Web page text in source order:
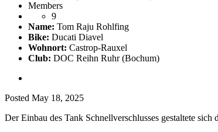
Members
9
Name: Tom Raju Rohlfing
Bike: Ducati Diavel
Wohnort: Castrop-Rauxel
Club: DOC Reihn Ruhr (Bochum)
Posted May 18, 2025
Der Einbau des Tank Schnellverschlusses gestaltete